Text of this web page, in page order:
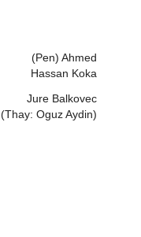
(Pen) Ahmed
Hassan Koka
Jure Balkovec
(Thay: Oguz Aydin)